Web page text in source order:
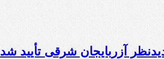
آزربایجان شرقی تأیید شد